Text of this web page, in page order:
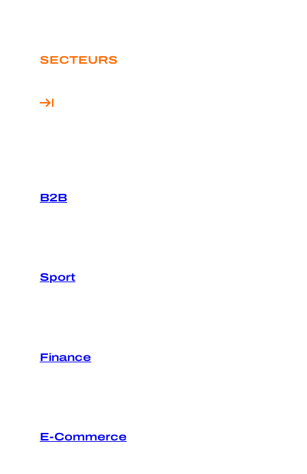
SECTEURS
B2B
Sport
Finance
E-Commerce